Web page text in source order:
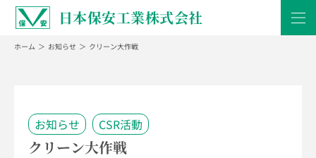
日本保安工業株式会社
ホーム お知らせ クリーン大作戦
お知らせ CSR活動
クリーン大作戦